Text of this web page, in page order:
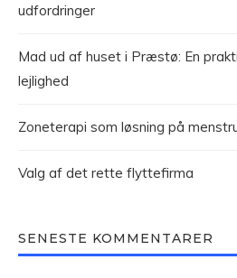
udfordringer
Mad ud af huset i Præstø: En
lejlighed
Zoneterapi som løsning på
Valg af det rette flyttefirma
SENESTE KOMMENTARER